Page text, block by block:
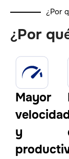
¿Por
¿Por
Mayor
y